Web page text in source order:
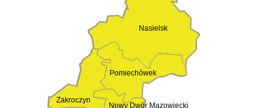
Nowy Dwór Mazowiecki
Zakroczyn
Pomiechówek
Nasielsk